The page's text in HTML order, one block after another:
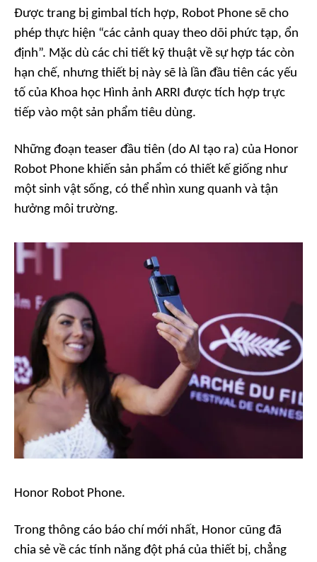
Được trang bị gimbal tích hợp, Robot Phone sẽ cho
phép thực hiện “các cảnh quay theo dõi phức tạp, ổn
định”. Mặc dù các chi tiết kỹ thuật về sự hợp tác còn
hạn chế, nhưng thiết bị này sẽ là lần đầu tiên các yếu
tố của Khoa học Hình ảnh ARRI được tích hợp trực
tiếp vào một sản phẩm tiêu dùng.
Những đoạn teaser đầu tiên (do AI tạo ra) của Honor
Robot Phone khiến sản phẩm có thiết kế giống như
một sinh vật sống, có thể nhìn xung quanh và tận
hưởng môi trường.
Honor Robot Phone.
Trong thông cáo báo chí mới nhất, Honor cũng đã
chia sẻ về các tính năng đột phá của thiết bị, chẳng